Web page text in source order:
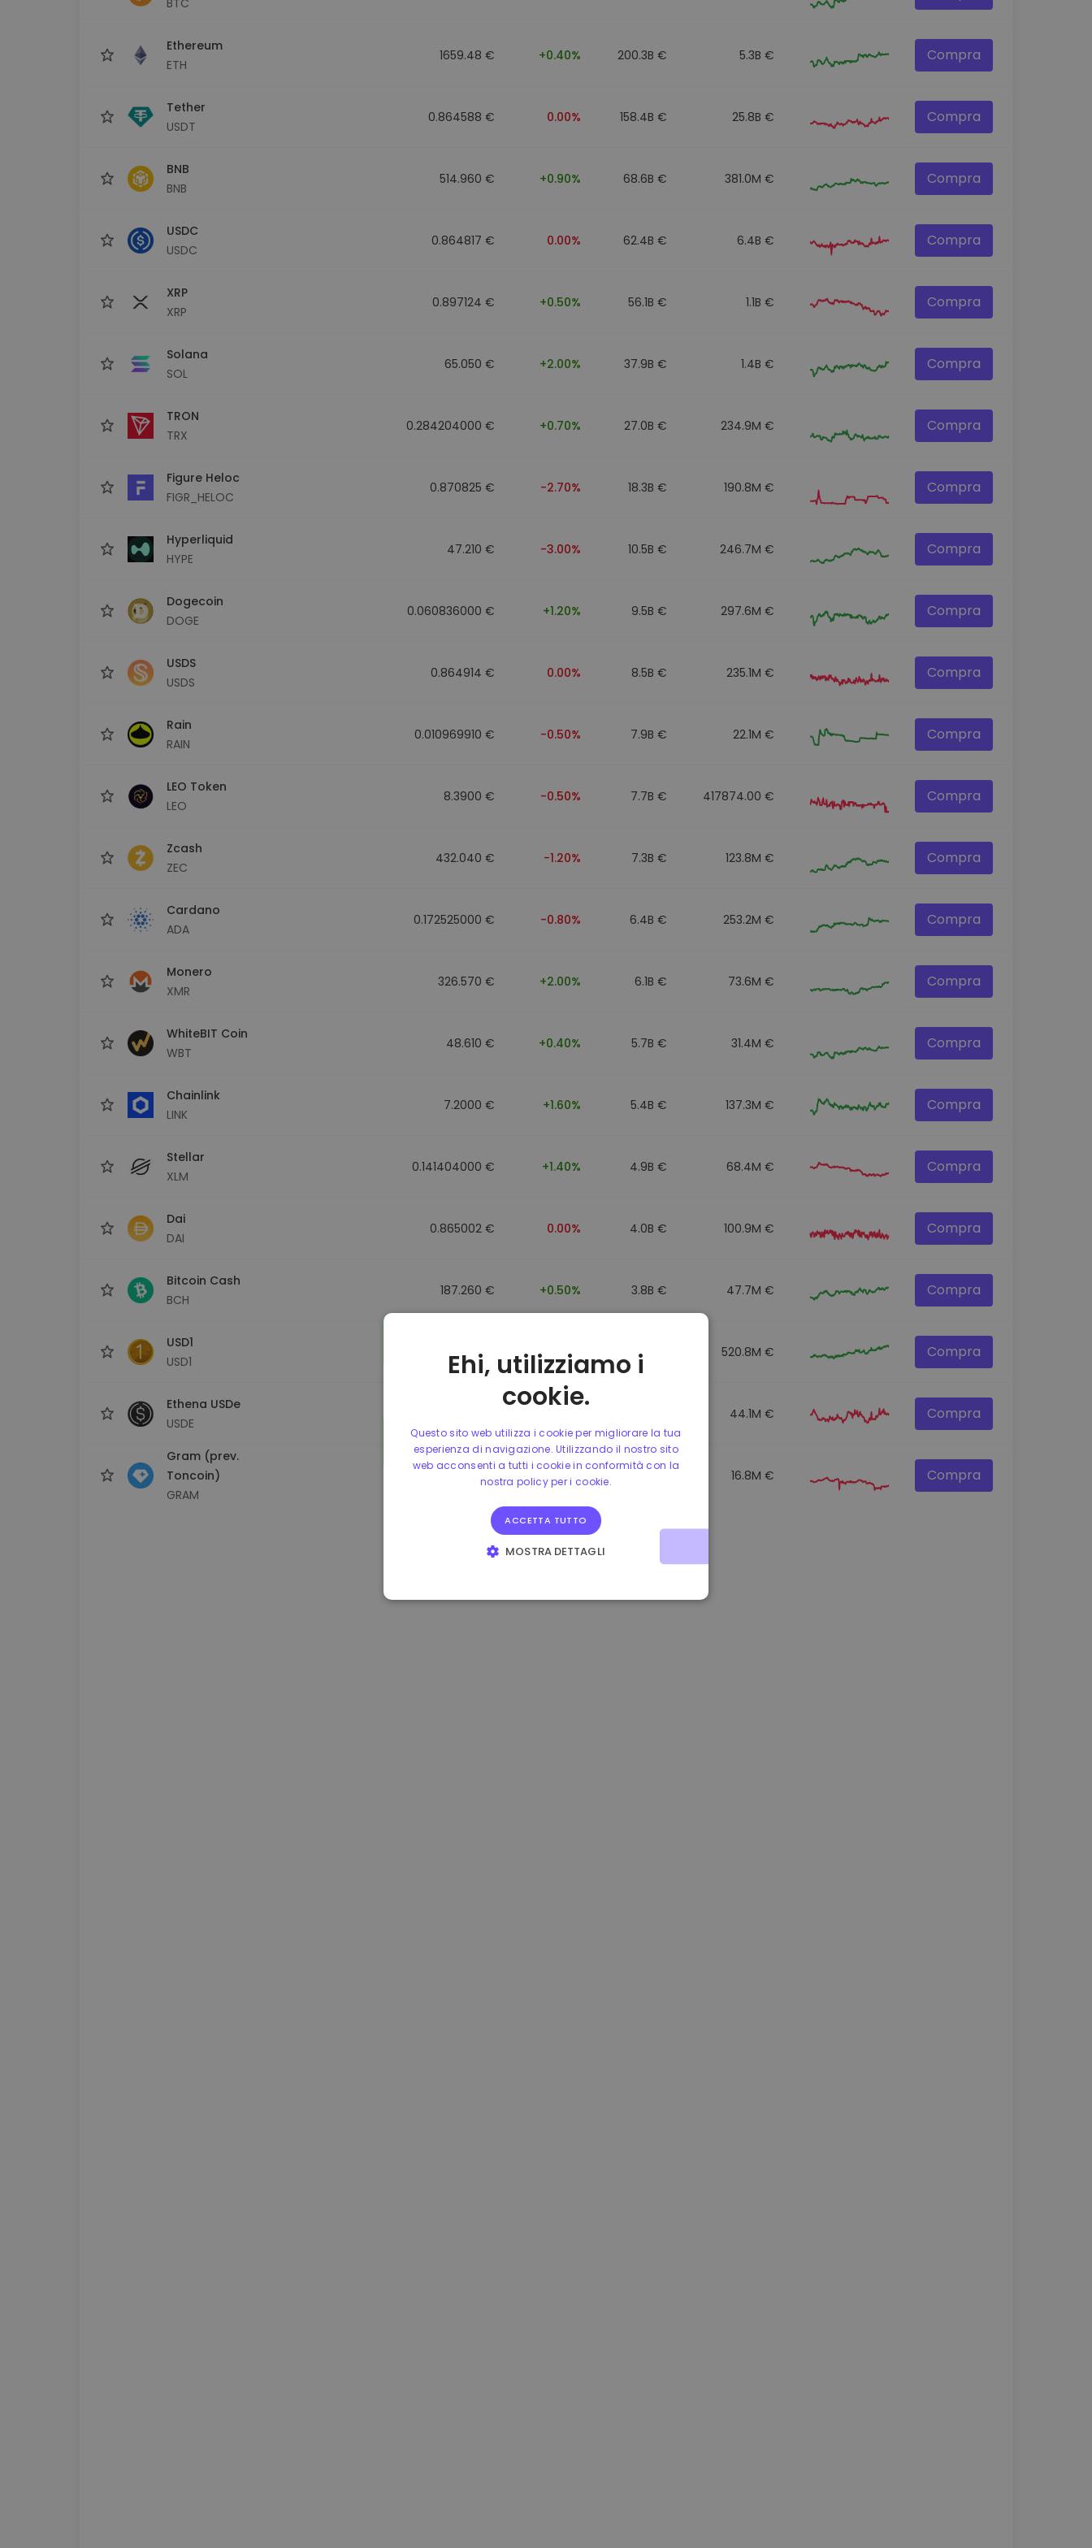
Ethereum
ETH
1659.48 € +0.40% 200.3B € 5.3B € Compra
Tether
USDT
0.864588 € 0.00% 158.4B € 25.8B € Compra
BNB
BNB
514.960 € +0.90% 68.6B € 381.0M € Compra
USDC
USDC
0.864817 € 0.00% 62.4B € 6.4B € Compra
XRP
XRP
0.897124 € +0.50% 56.1B € 1.1B € Compra
Solana
SOL
65.050 € +2.00% 37.9B € 1.4B € Compra
TRON
TRX
0.284204000 € +0.70% 27.0B € 234.9M € Compra
Figure Heloc
FIGR_HELOC
0.870825 € -2.70% 18.3B € 190.8M € Compra
Hyperliquid
HYPE
47.210 € -3.00% 10.5B € 246.7M € Compra
Dogecoin
DOGE
0.060836000 € +1.20% 9.5B € 297.6M € Compra
USDS
USDS
0.864914 € 0.00% 8.5B € 235.1M € Compra
Rain
RAIN
0.010969910 € -0.50% 7.9B € 22.1M € Compra
LEO Token
LEO
8.3900 € -0.50% 7.7B € 417874.00 € Compra
Zcash
ZEC
432.040 € -1.20% 7.3B € 123.8M € Compra
Cardano
ADA
0.172525000 € -0.80% 6.4B € 253.2M € Compra
Monero
XMR
326.570 € +2.00% 6.1B € 73.6M € Compra
WhiteBIT Coin
WBT
48.610 € +0.40% 5.7B € 31.4M € Compra
Chainlink
LINK
7.2000 € +1.60% 5.4B € 137.3M € Compra
Stellar
XLM
0.141404000 € +1.40% 4.9B € 68.4M € Compra
Dai
DAI
0.865002 € 0.00% 4.0B € 100.9M € Compra
Bitcoin Cash
BCH
187.260 € +0.50% 3.8B € 47.7M € Compra
USD1
USD1
0.864902 € 0.00% 3.5B € 520.8M € Compra
Ethena USDe
USDE
44.1M € Compra
Gram (prev.
Toncoin)
GRAM
+1.90% 16.8M € Compra
Ehi, utilizziamo i
cookie.
Questo sito web utilizza i cookie per migliorare la tua
esperienza di navigazione. Utilizzando il nostro sito
web acconsenti a tutti i cookie in conformità con la
nostra policy per i cookie.
ACCETTA TUTTO
MOSTRA DETTAGLI